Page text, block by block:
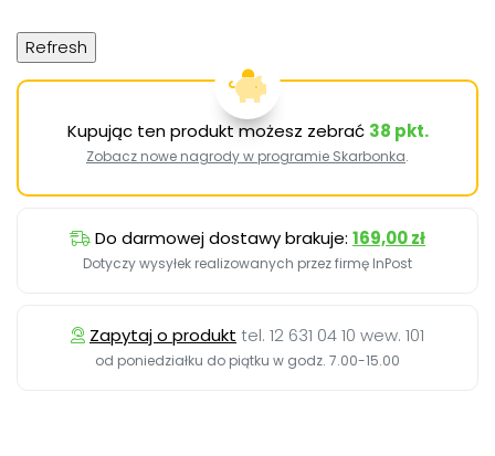
Kupując ten produkt możesz zebrać 38 pkt.
Zobacz nowe nagrody w programie Skarbonka.
Do darmowej dostawy brakuje: 169,00 zł
Dotyczy wysyłek realizowanych przez firmę InPost
Zapytaj o produkt tel. 12 631 04 10 wew. 101
od poniedziałku do piątku w godz. 7.00-15.00